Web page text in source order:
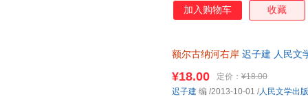
加入购物车 收藏
额尔古纳河右岸 迟子建 人民文
¥18.00 定价： ¥18.00
迟子建 编 /2013-10-01 /人民文学出